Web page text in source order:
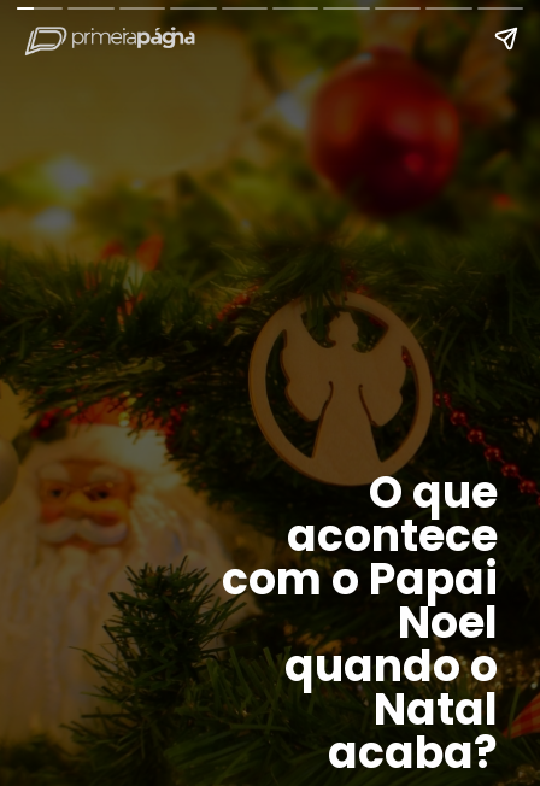
O que
acontece
com o Papai
Noel
quando o
Natal
acaba?